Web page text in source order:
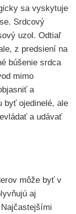
sa vyskytuje
Srdcový
uzol. Odtiaľ
z predsiení na
búšenie srdca
mimo
a
byť ojedinelé, ale
a udávať
môže byť v
aj